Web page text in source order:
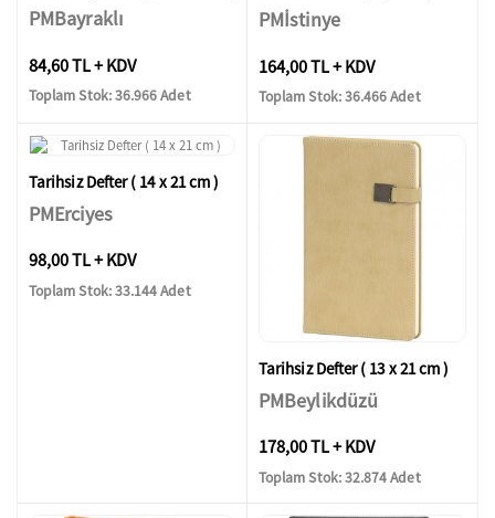
PMBayraklı
84,60 TL + KDV
Toplam Stok: 36.966 Adet
PMİstinye
164,00 TL + KDV
Toplam Stok: 36.466 Adet
Tarihsiz Defter ( 14 x 21 cm )
PMErciyes
98,00 TL + KDV
Toplam Stok: 33.144 Adet
Tarihsiz Defter ( 13 x 21 cm )
PMBeylikdüzü
178,00 TL + KDV
Toplam Stok: 32.874 Adet